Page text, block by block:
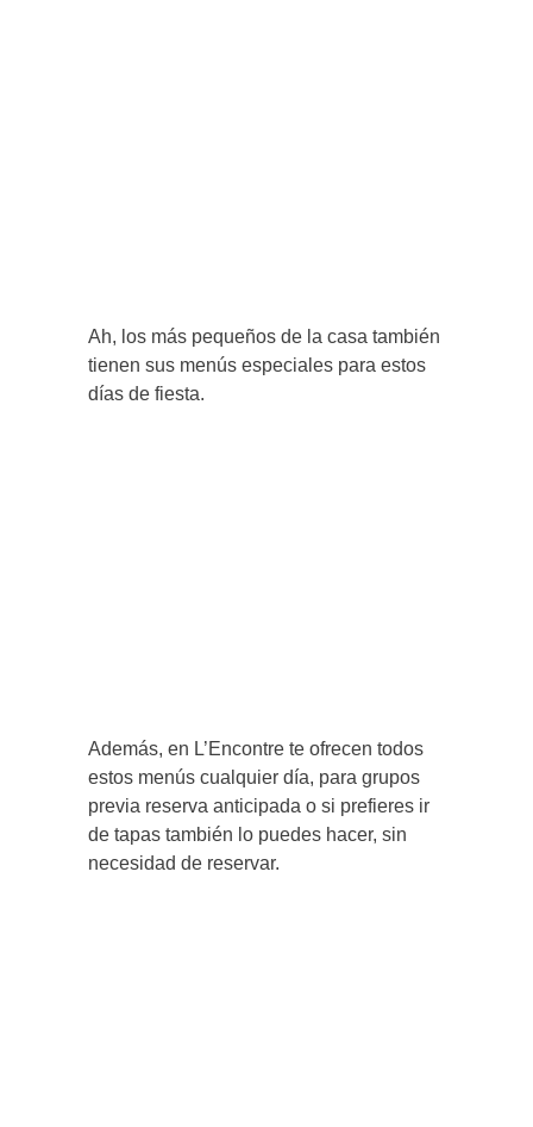
Ah, los más pequeños de la casa también
tienen sus menús especiales para estos
días de fiesta.
Además, en L’Encontre te ofrecen todos
estos menús cualquier día, para grupos
previa reserva anticipada o si prefieres ir
de tapas también lo puedes hacer, sin
necesidad de reservar.